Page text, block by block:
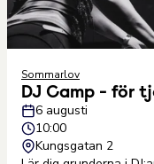
Sommarlov
DJ Camp - för
6 augusti
10:00
Kungsgatan 2